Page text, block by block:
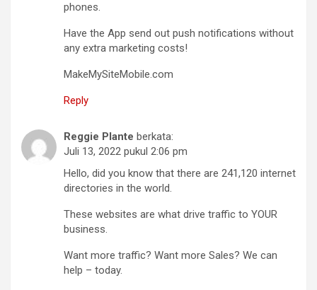
phones.
Have the App send out push notifications without
any extra marketing costs!
MakeMySiteMobile.com
Reply
Reggie Plante berkata:
Juli 13, 2022 pukul 2:06 pm
Hello, did you know that there are 241,120 internet
directories in the world.
These websites are what drive traffic to YOUR
business.
Want more traffic? Want more Sales? We can
help – today.